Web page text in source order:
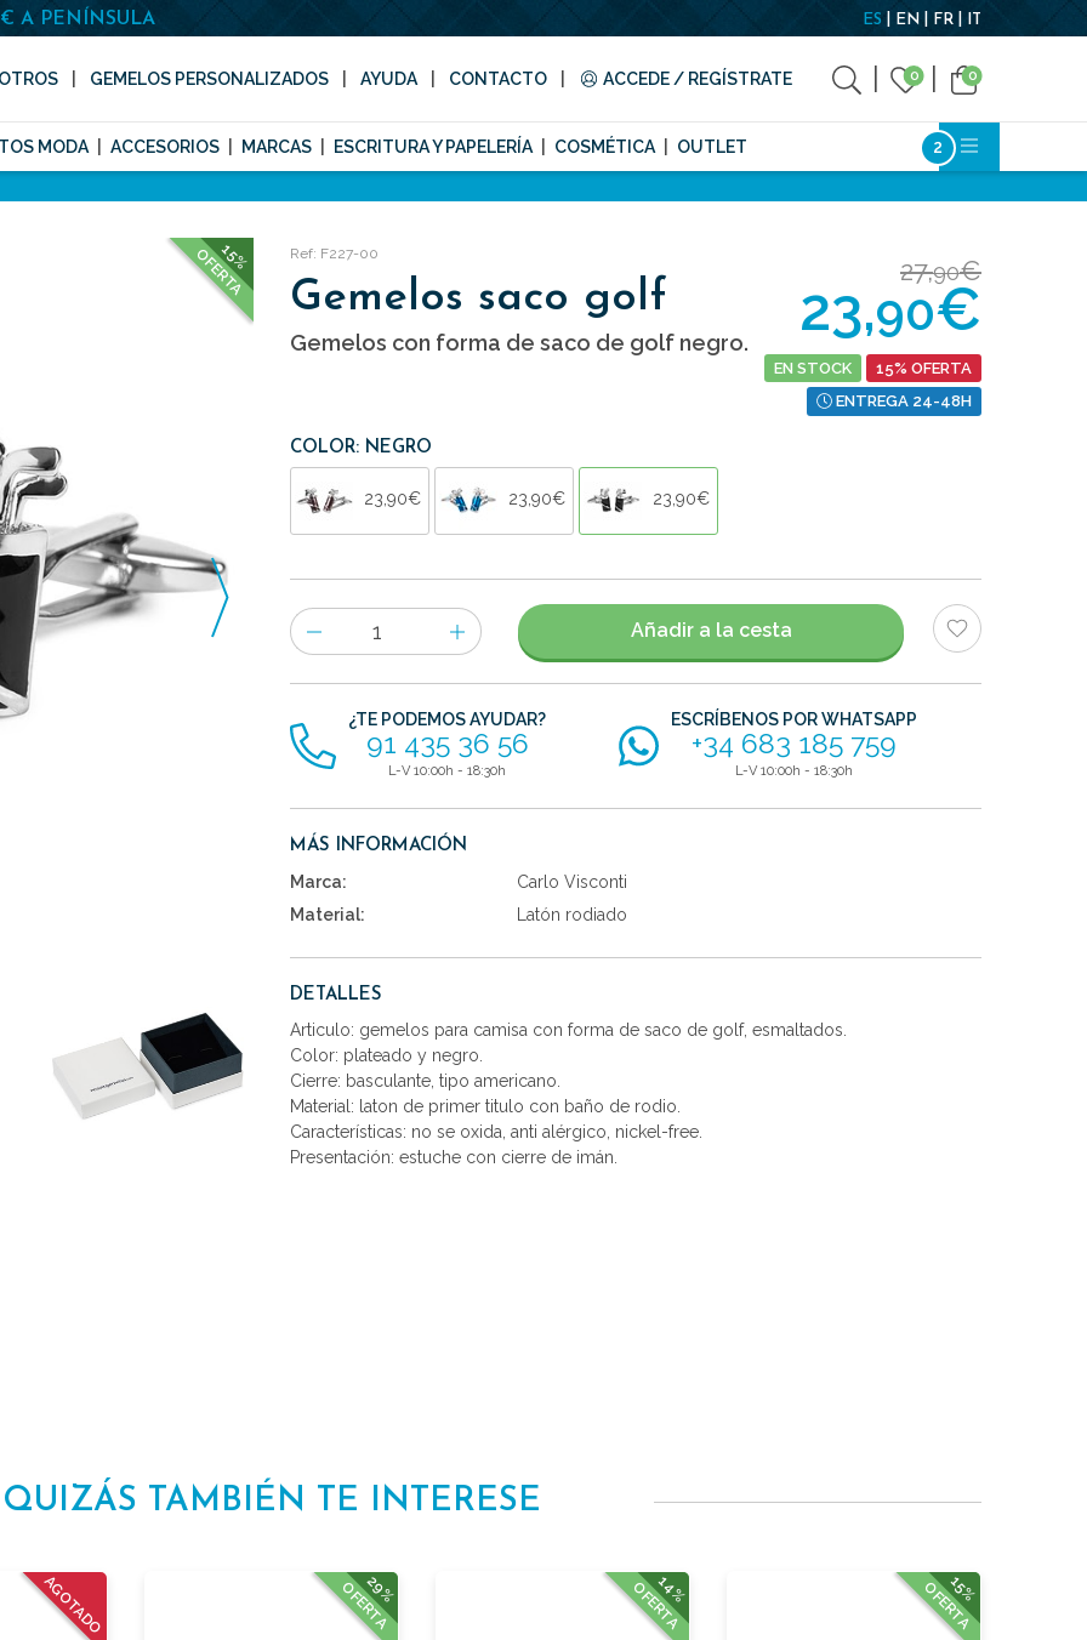
A PENÍNSULA ES EN FR IT
GEMELOS PERSONALIZADOS AYUDA CONTACTO ACCEDE / REGÍSTRATE 0 0
MODA ACCESORIOS MARCAS ESCRITURA Y PAPELERÍA COSMÉTICA OUTLET
15%
OFERTA Ref: F227-00
Gemelos saco golf
Gemelos con forma de saco de golf negro.
27,90€
23,90€
EN STOCK
15% OFERTA
ENTREGA 24-48H
COLOR: NEGRO
23,90€ 23,90€ 23,90€
Número
de
artículos
Añadir a la cesta
¿TE PODEMOS AYUDAR?
91 435 36 56
L-V 10:00h - 18:30h
ESCRÍBENOS POR WHATSAPP
+34 683 185 759
L-V 10:00h - 18:30h
MÁS INFORMACIÓN
Marca:
Carlo Visconti
Material:
Latón rodiado
DETALLES
Articulo: gemelos para camisa con forma de saco de golf, esmaltados.
Color: plateado y negro.
Cierre: basculante, tipo americano.
Material: laton de primer titulo con baño de rodio.
Características: no se oxida, anti alérgico, nickel-free.
Presentación: estuche con cierre de imán.
QUIZÁS TAMBIÉN TE INTERESE
AGOTADO 29%
OFERTA 14%
OFERTA 15%
OFERTA